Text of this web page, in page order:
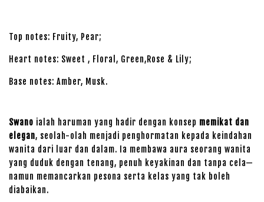
Top notes: Fruity, Pear;
Heart notes: Sweet , Floral, Green,Rose & Lily;
Base notes: Amber, Musk.
Swano ialah haruman yang hadir dengan konsep memikat dan
elegan, seolah-olah menjadi penghormatan kepada keindahan
wanita dari luar dan dalam. Ia membawa aura seorang wanita
yang duduk dengan tenang, penuh keyakinan dan tanpa cela—
namun memancarkan pesona serta kelas yang tak boleh
diabaikan.